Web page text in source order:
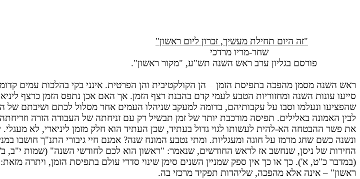
"זה היום תחילת מעשיך, זכרון ליום ראשון"
שחר-מריו מרדכי
פורסם בגליון ערב ראש השנה תש"ע, "מקור ראשון".
ראש השנה מסמן מהפכה בתפיסת הזמן – הן הקולקטיבית והן הפרטית. אינני בקי בהלכות עמים
סייעו עונות השנה ומחזוריות הטבע לעמי קדם בהבנת רצף הזמן. אך האם אכן נתפס הזמן כרצף
שהפציעו ונעלמו וסבו על עקבותיהם, בדומה למעקב שניהלו העמים אחר מסלול לכתם ושיבתם של
לבין האמונה באלילים. תפיסה מורכבת יותר של זמן תבשיל רק עם זניחתה של העבודה הזרה
את פשר ההבטחה הא-להית לעשותו לגוי גדול בעתיד, שכן העתיד הוא חלק מזמן ליניארי, לא
ונשנה כשם שחג מרמז על חוגה ומעגליות. ומתי נטבע המונח שנה? אמנם חיי גיבורי התנ"ך חושבו
החירות של ניסן, שנחשב אז לראש החודשים, שנאמר: "ראשון הוא לכם לחודשי השנה" (שמות י"ב,
(במדבר כ"ט, א'). כך או כך אין ספק שמניין השנים סימן שינוי סדרי עולם בתפיסת הזמן, ויתרה
ראשון" – אינה אלא מהפכה, שליהדות תפקיד מרכזי בה.